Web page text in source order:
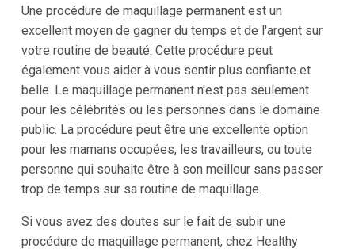
Une procédure de maquillage permanent est un
excellent moyen de gagner du temps et de l'argent sur
votre routine de beauté. Cette procédure peut
également vous aider à vous sentir plus confiante et
belle. Le maquillage permanent n'est pas seulement
pour les célébrités ou les personnes dans le domaine
public. La procédure peut être une excellente option
pour les mamans occupées, les travailleurs, ou toute
personne qui souhaite être à son meilleur sans passer
trop de temps sur sa routine de maquillage.
Si vous avez des doutes sur le fait de subir une
procédure de maquillage permanent, chez Healthy